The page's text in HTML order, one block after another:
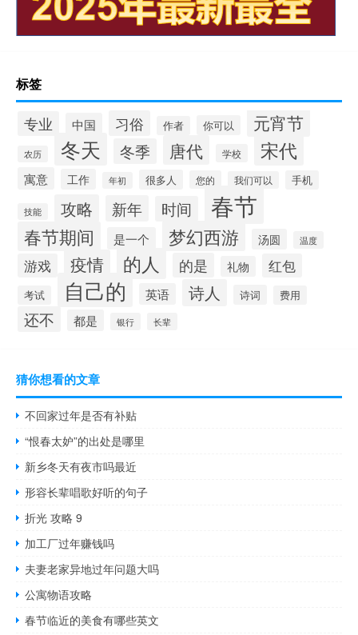
标签
专业 中国 习俗 作者 你可以 元宵节
农历 冬天 冬季 唐代 学校 宋代
寓意 工作 年初 很多人 您的 我们可以 手机
技能 攻略 新年 时间 春节
春节期间 是一个 梦幻西游 汤圆 温度
游戏 疫情 的人 的是 礼物 红包
考试 自己的 英语 诗人 诗词 费用
还不 都是 银行 长辈
猜你想看的文章
不回家过年是否有补贴
“恨春太妒”的出处是哪里
新乡冬天有夜市吗最近
形容长辈唱歌好听的句子
折光 攻略 9
加工厂过年赚钱吗
夫妻老家异地过年问题大吗
公寓物语攻略
春节临近的美食有哪些英文